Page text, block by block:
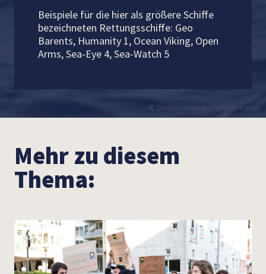
Danilo Campailla / SOS Humanity
Beispiele für die hier als größere Schiffe
bezeichneten Rettungsschiffe: Geo
Barents, Humanity 1, Ocean Viking, Open
Arms, Sea-Eye 4, Sea-Watch 5
Mehr zu diesem
Thema: